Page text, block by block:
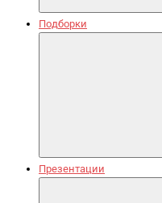
Подборки
Презентации